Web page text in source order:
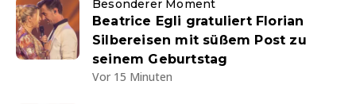
Besonderer Moment
Beatrice Egli gratuliert Florian
Silbereisen mit süßem Post zu
seinem Geburtstag
Vor 15 Minuten